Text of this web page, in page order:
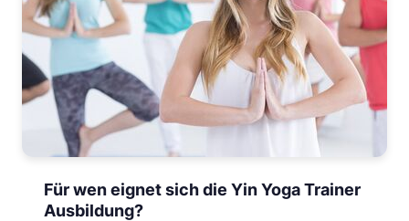
Für wen eignet sich die Yin Yoga Trainer
Ausbildung?